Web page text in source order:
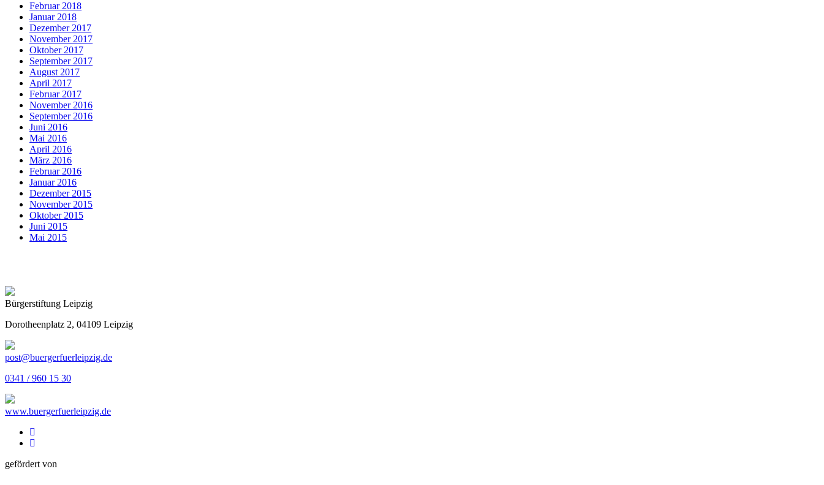
Februar 2018
Januar 2018
Dezember 2017
November 2017
Oktober 2017
September 2017
August 2017
April 2017
Februar 2017
November 2016
September 2016
Juni 2016
Mai 2016
April 2016
März 2016
Februar 2016
Januar 2016
Dezember 2015
November 2015
Oktober 2015
Juni 2015
Mai 2015
Bürgerstiftung Leipzig
Dorotheenplatz 2, 04109 Leipzig
post@buergerfuerleipzig.de
0341 / 960 15 30
www.buergerfuerleipzig.de
gefördert von